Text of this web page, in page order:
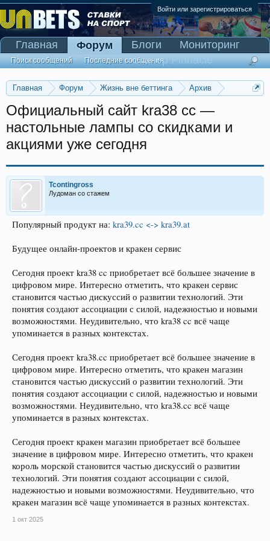
Войти или зарегистрироваться
Главная Форум Жизнь вне беттинга
Архив
Прогнозы на Олимпийские игры 2016
Официальный сайт kra38 cc —
настольные лампы со скидками и
акциями уже сегодня
Tcontingross
Лудоман со стажем
Популярный продукт на: kra39.cc <-> kra39.at
Будущее онлайн-проектов и кракен сервис
Сегодня проект kra38 cc приобретает всё большее значение в
цифровом мире. Интересно отметить, что кракен сервис
становится частью дискуссий о развитии технологий. Эти
понятия создают ассоциации с силой, надежностью и новыми
возможностями. Неудивительно, что kra38 cc всё чаще
упоминается в разных контекстах.
Сегодня проект kra38.cc приобретает всё большее значение в
цифровом мире. Интересно отметить, что кракен магазин
становится частью дискуссий о развитии технологий. Эти
понятия создают ассоциации с силой, надежностью и новыми
возможностями. Неудивительно, что kra38.cc всё чаще
упоминается в разных контекстах.
Сегодня проект кракен магазин приобретает всё большее
значение в цифровом мире. Интересно отметить, что кракен
король морской становится частью дискуссий о развитии
технологий. Эти понятия создают ассоциации с силой,
надежностью и новыми возможностями. Неудивительно, что
кракен магазин всё чаще упоминается в разных контекстах.
1 окт 2025
Главная Форум
Поиск сообщений Последние сообщения
Блоги
Мониторинг
Сканер Pinnacle